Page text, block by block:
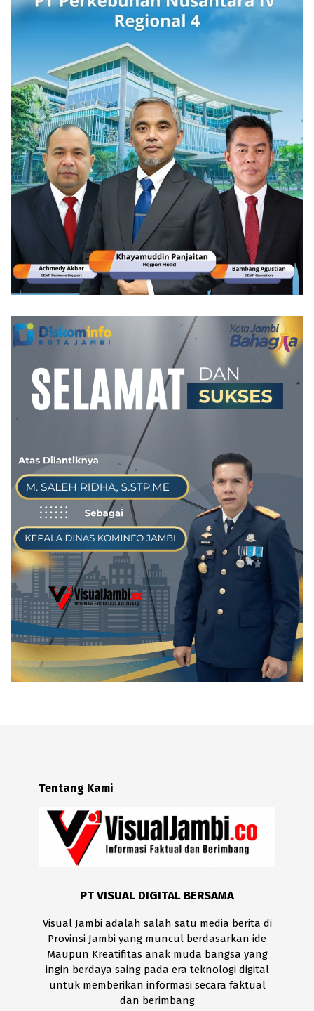
Tentang Kami
PT VISUAL DIGITAL BERSAMA
Visual Jambi adalah salah satu media berita di
Provinsi Jambi yang muncul berdasarkan ide
Maupun Kreatifitas anak muda bangsa yang
ingin berdaya saing pada era teknologi digital
untuk memberikan informasi secara faktual
dan berimbang